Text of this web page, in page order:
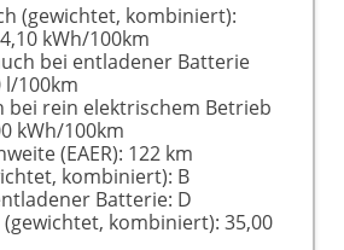
(gewichtet, kombiniert):
kWh/100km
bei entladener Batterie
l/100km
rein elektrischem Betrieb
kWh/100km
(EAER): 122 km
kombiniert): B
Batterie: D
(gewichtet, kombiniert): 35,00